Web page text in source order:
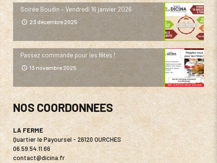
Soirée Boudin – Vendredi 16 janvier 2026
23 décembre 2025
Passez commande pour les fêtes !
13 novembre 2025
NOS COORDONNEES
LA FERME
Quartier le Payoursel - 26120 OURCHES
06.59.54.11.66
contact@dicina.fr